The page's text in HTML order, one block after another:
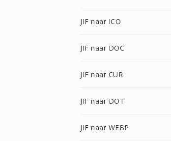
JIF naar ICO
JIF naar DOC
JIF naar CUR
JIF naar DOT
JIF naar WEBP